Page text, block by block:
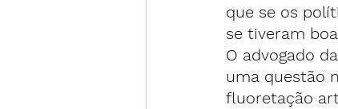
que se os
se tiveram
O advogado
uma questão
fluoretação